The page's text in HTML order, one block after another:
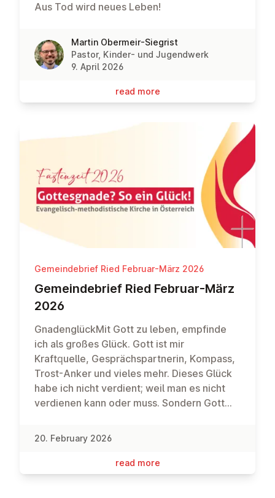
Aus Tod wird neues Leben!
Martin Obermeir-Siegrist
Pastor, Kinder- und Jugendwerk
9. April 2026
read more
Gemeindebrief Ried Februar-März 2026
Ge­meinde­brief Ried Februar-März
2026
GnadenglückMit Gott zu leben, empfinde
ich als großes Glück. Gott ist mir
Kraftquelle, Gesprächspartnerin, Kompass,
Trost-Anker und vieles mehr. Dieses Glück
habe ich nicht verdient; weil man es nicht
verdienen kann oder muss. Sondern Gott
meinem Leben und in unserer Welt gibt es
aber auch vieles, das nicht unbedingt
glücklich macht. Manchmal sind Schicksale
in meiner Umgebung sowie die Krisen und
20. February 2026
read more